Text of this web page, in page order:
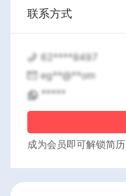
联系方式
62****8497
eg**@**om
*****
成为会员即可解锁简历